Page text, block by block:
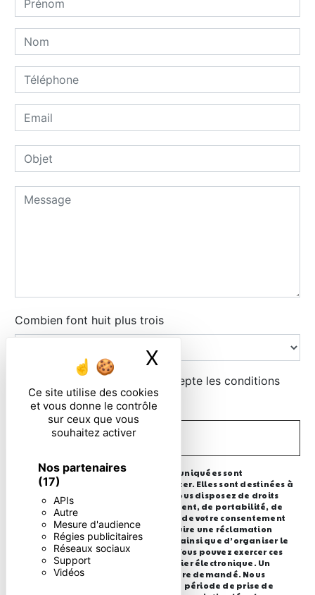
Ce site utilise des cookies
et vous donne le contrôle
sur ceux que vous
souhaitez activer
Nos partenaires
(17)
APIs
Autre
Mesure d'audience
Régies publicitaires
Réseaux sociaux
Support
Vidéos
X Masquer le
Combien font huit plus trois
En cochant cette case, j'accepte les conditions
particulières ci-dessous **
ENVOYER
** Les données personnelles communiquées sont
nécessaires aux fins de vous contacter. Elles sont destinées à
l'entreprise et ses sous-traitants. Vous disposez de droits
d’accès, de rectification, d’effacement, de portabilité, de
limitation, d’opposition, de retrait de votre consentement
à tout moment et du droit d’introduire une réclamation
auprès d’une autorité de contrôle, ainsi que d’organiser le
sort de vos données post-mortem. Vous pouvez exercer ces
droits par voie postale ou par courrier électronique. Un
justificatif d'identité pourra vous être demandé. Nous
conservons vos données pendant la période de prise de